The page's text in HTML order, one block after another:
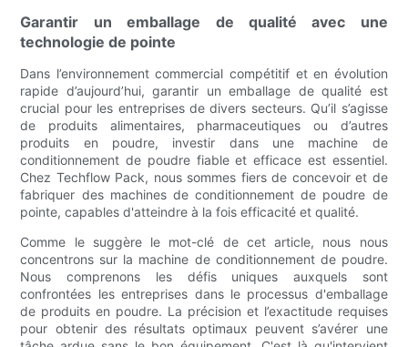
Garantir un emballage de qualité avec une
technologie de pointe
Dans l’environnement commercial compétitif et en évolution
rapide d’aujourd’hui, garantir un emballage de qualité est
crucial pour les entreprises de divers secteurs. Qu’il s’agisse
de produits alimentaires, pharmaceutiques ou d’autres
produits en poudre, investir dans une machine de
conditionnement de poudre fiable et efficace est essentiel.
Chez Techflow Pack, nous sommes fiers de concevoir et de
fabriquer des machines de conditionnement de poudre de
pointe, capables d'atteindre à la fois efficacité et qualité.
Comme le suggère le mot-clé de cet article, nous nous
concentrons sur la machine de conditionnement de poudre.
Nous comprenons les défis uniques auxquels sont
confrontées les entreprises dans le processus d'emballage
de produits en poudre. La précision et l’exactitude requises
pour obtenir des résultats optimaux peuvent s’avérer une